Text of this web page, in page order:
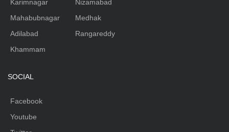
Karimnagar
Mahabubnagar
Adilabad
Khammam
Nizamabad
Medhak
Rangareddy
SOCIAL
Facebook
Youtube